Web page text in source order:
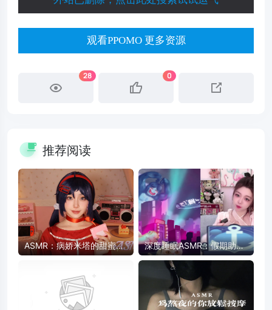
观看PPOMO 更多资源
28 0
推荐阅读
ASMR：病娇米塔的甜蜜陪
伴 - 药片、卡带、护肤品触
深度睡眠ASMR：假期助眠
放松，快速入睡